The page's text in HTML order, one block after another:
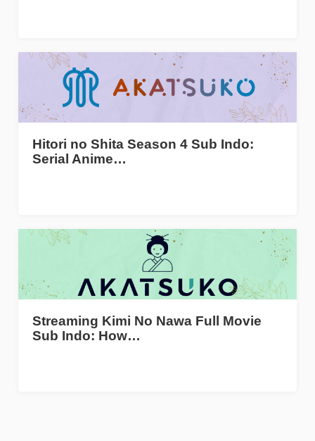
Hitori no Shita Season 4 Sub Indo:
Serial Anime…
Streaming Kimi No Nawa Full Movie
Sub Indo: How…